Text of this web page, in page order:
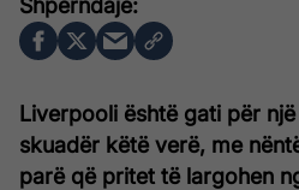
Liverpooli është gati për
skuadër këtë verë, me
parë që pritet të largohen